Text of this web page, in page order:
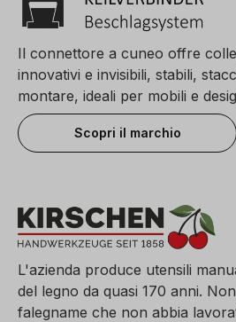
Il connettore a cuneo offre
innovativi e invisibili, stabili,
montare, ideali per mobili e
Scopri il marchio
L'azienda produce utensili
del legno da quasi 170 anni.
falegname che non abbia